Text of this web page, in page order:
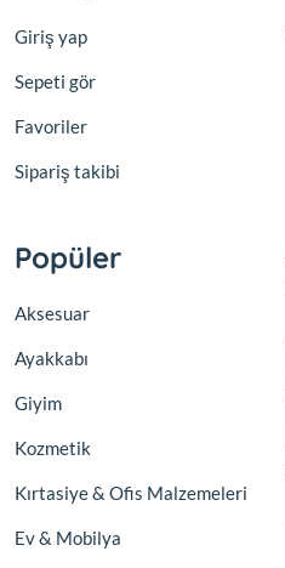
Giriş yap
Sepeti gör
Favoriler
Sipariş takibi
Popüler
Aksesuar
Ayakkabı
Giyim
Kozmetik
Kırtasiye & Ofis Malzemeleri
Ev & Mobilya